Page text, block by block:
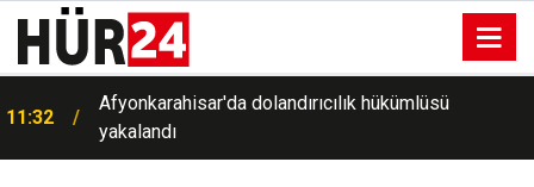
11:32
Afyonkarahisar'da dolandırıcılık hükümlüsü
yakalandı